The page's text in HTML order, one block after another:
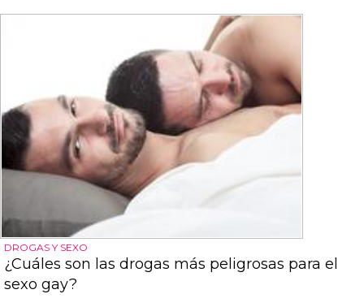
DROGAS Y SEXO
¿Cuáles son las drogas más peligrosas para el
sexo gay?